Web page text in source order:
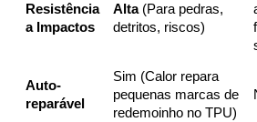
Resistência
a Impactos
Alta(Para pedras,
detritos, riscos)
Auto-
reparável
Sim (Calor repara
pequenas marcas de
redemoinho no TPU)